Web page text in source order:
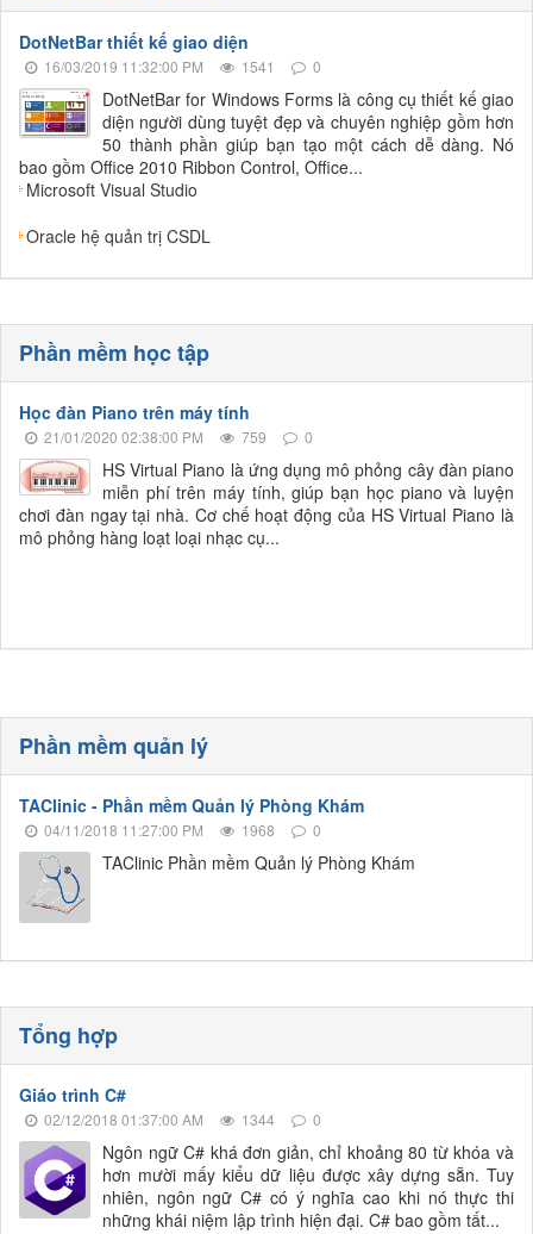
DotNetBar thiết kế giao diện
16/03/2019 11:32:00 PM 1541 0
DotNetBar for Windows Forms là công cụ thiết kế giao
diện người dùng tuyệt đẹp và chuyên nghiệp gồm hơn
50 thành phần giúp bạn tạo một cách dễ dàng. Nó
bao gồm Office 2010 Ribbon Control, Office...
Microsoft Visual Studio
Oracle hệ quản trị CSDL
Phần mềm học tập
Học đàn Piano trên máy tính
21/01/2020 02:38:00 PM 759 0
HS Virtual Piano là ứng dụng mô phỏng cây đàn piano
miễn phí trên máy tính, giúp bạn học piano và luyện
chơi đàn ngay tại nhà. Cơ chế hoạt động của HS Virtual Piano là
mô phỏng hàng loạt loại nhạc cụ...
Phần mềm quản lý
TAClinic - Phần mềm Quản lý Phòng Khám
04/11/2018 11:27:00 PM 1968 0
TAClinic Phần mềm Quản lý Phòng Khám
Tổng hợp
Giáo trình C#
02/12/2018 01:37:00 AM 1344 0
Ngôn ngữ C# khá đơn giản, chỉ khoảng 80 từ khóa và
hơn mười mấy kiểu dữ liệu được xây dựng sẵn. Tuy
nhiên, ngôn ngữ C# có ý nghĩa cao khi nó thực thi
những khái niệm lập trình hiện đại. C# bao gồm tất...